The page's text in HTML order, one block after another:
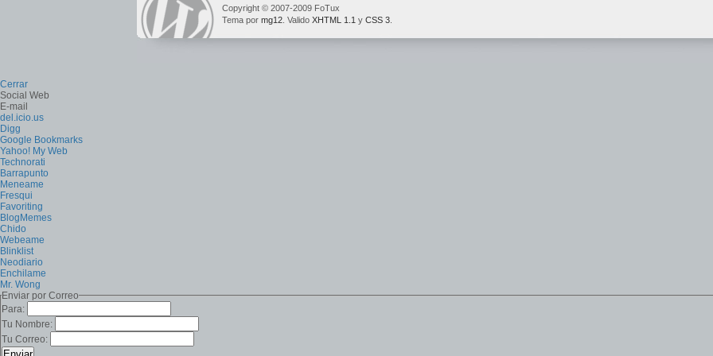
Copyright © 2007-2009 FoTux
Tema por mg12 . Valido XHTML 1.1 y CSS 3
Cerrar
Social Web
E-mail
del.icio.us
Digg
Google Bookmarks
Yahoo! My Web
Technorati
Barrapunto
Meneame
Fresqui
Favoriting
BlogMemes
Chido
Webeame
Blinklist
Neodiario
Enchilame
Mr. Wong
Enviar por Correo
Para:
Tu Nombre:
Tu Correo: